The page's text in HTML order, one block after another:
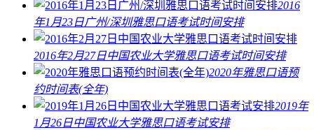
2016
年1月23日广州/深圳雅思口语考试时间安排
2016年2月27日中国农业大学雅思口语考试时间安排
2020年雅思口语预
约时间表(全年)
2019年
1月26日中国农业大学雅思口语考试安排